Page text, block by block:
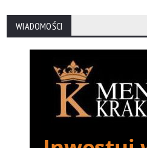
WIADOMOŚCI